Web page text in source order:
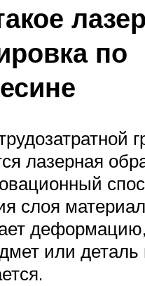
по
лазерная
слоя
или деталь